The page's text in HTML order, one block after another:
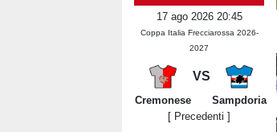
17 ago 2026 20:45
Coppa Italia Frecciarossa 2026-
2027
VS
Cremonese
Sampdoria
[ Precedenti ]